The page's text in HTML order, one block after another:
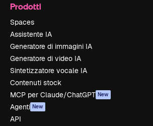
Prodotti
Spaces
Assistente IA
Generatore di immagini IA
Generatore di video IA
Sintetizzatore vocale IA
Contenuti stock
MCP per Claude/ChatGPT New
Agenti New
API